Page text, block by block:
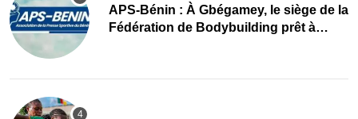
APS-Bénin : À Gbégamey, le siège de la
Fédération de Bodybuilding prêt à